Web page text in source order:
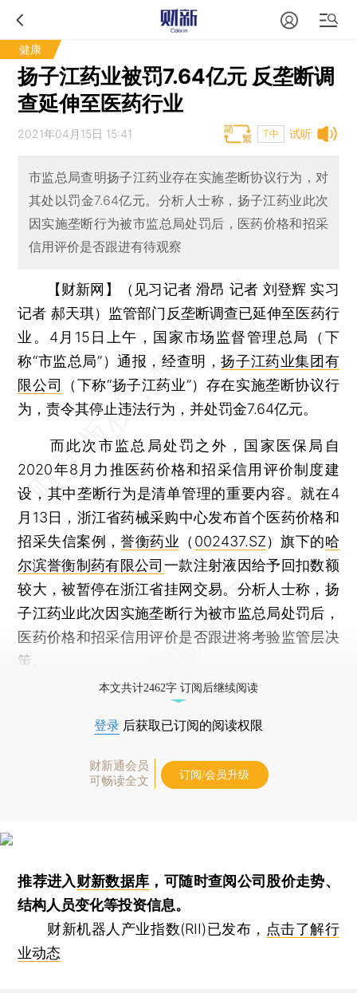
健康
扬子江药业被罚7.64亿元 反垄断调
查延伸至医药行业
试听
2021年04月15日 15:41 T中
市监总局查明扬子江药业存在实施垄断协议行为，对
其处以罚金7.64亿元。分析人士称，扬子江药业此次
因实施垄断行为被市监总局处罚后，医药价格和招采
信用评价是否跟进有待观察
【财新网】（见习记者 滑昂 记者 刘登辉 实习
记者 郝天琪） 监管部门反垄断调查已延伸至医药行
业。4月15日上午，国家市场监督管理总局（下
称“市监总局”）通报，经查明，扬子江药业集团有
限公司
（下称“扬子江药业”）存在实施垄断协议行
为，责令其停止违法行为，并处罚金7.64亿元。
而此次市监总局处罚之外，国家医保局自
2020年8月力推医药价格和招采信用评价制度建
设，其中垄断行为是清单管理的重要内容。就在4
月13日，浙江省药械采购中心发布首个医药价格和
招采失信案例，誉衡药业 （ 002437.SZ）旗下的哈
尔滨誉衡制药有限公司 一款注射液因给予回扣数额
较大，被暂停在浙江省挂网交易。分析人士称，扬
子江药业此次因实施垄断行为被市监总局处罚后，
医药价格和招采信用评价是否跟进将考验监管层决
策。
本文共计2462字 订阅后继续阅读
登录 后获取已订阅的阅读权限
财新通会员
可畅读全文
订阅/会员升级
推荐进入财新数据库 ，可随时查阅公司股价走势、
结构人员变化等投资信息。
财新机器人产业指数(RII)已发布， 点击了解行
业动态